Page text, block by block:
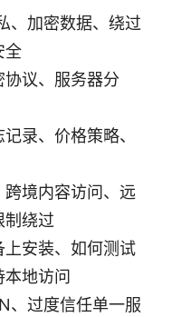
、加密数据、绕过
全
议、服务器分
录、价格策略、
境内容访问、远
制绕过
安装、如何测试
地访问
、过度信任单一服